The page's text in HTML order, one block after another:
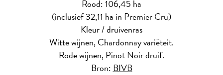
Rood: 106,45 ha
(inclusief 32,11 ha in Premier Cru)
Kleur / druivenras
Witte wijnen, Chardonnay variëteit.
Rode wijnen, Pinot Noir druif.
Bron: BIVB